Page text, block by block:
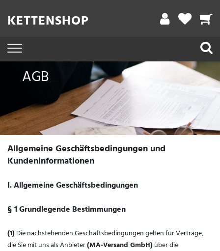
KETTENSHOP
AGB
Allgemeine Geschäftsbedingungen und
Kundeninformationen
I. Allgemeine Geschäftsbedingungen
§ 1 Grundlegende Bestimmungen
(1)Die nachstehenden Geschäftsbedingungen gelten für Verträge,
die Sie mit uns als Anbieter(MA-Versand GmbH)über die